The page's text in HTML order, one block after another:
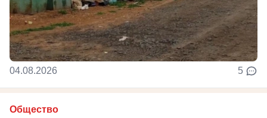
04.08.2026 5
Общество